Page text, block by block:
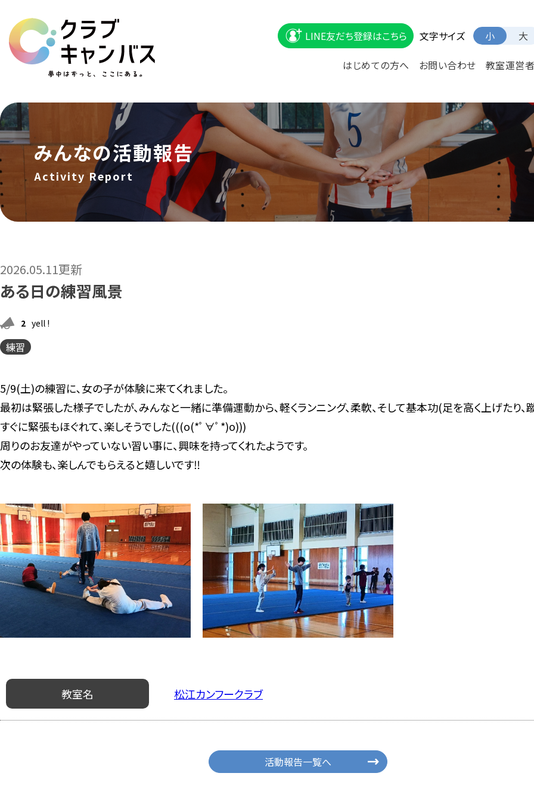
はじめての方へ お問い合わせ 教室運営
LINE友だち登録はこちら 文字サイズ 小 大
みんなの活動報告
Activity Report
2026.05.11更新
ある日の練習風景
2 yell !
練習
5/9(土)の練習に､女の子が体験に来てくれました。
最初は緊張した様子でしたが、みんなと一緒に準備運動から､軽くランニング、柔軟、そして基本功(足を高く上げたり、
すぐに緊張もほぐれて、楽しそうでした(((o(*ﾟ∀ﾟ*)o)))
周りのお友達がやっていない習い事に、興味を持ってくれたようです。
次の体験も、楽しんでもらえると嬉しいです‼
教室名 松江カンフークラブ
活動報告一覧へ